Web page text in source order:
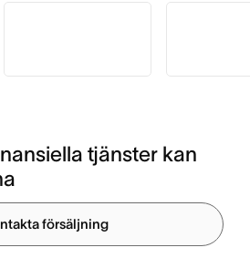
tjänster kan
försäljning